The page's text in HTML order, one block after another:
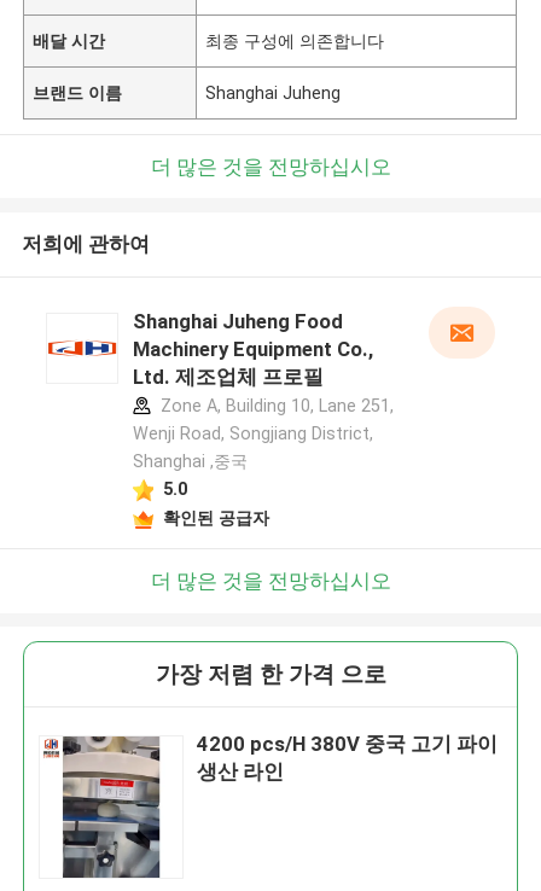
배달 시간 최종 구성에 의존합니다
브랜드 이름 Shanghai Juheng
더 많은 것을 전망하십시오
저희에 관하여
Shanghai Juheng Food
Machinery Equipment Co.,
Ltd. 제조업체 프로필
Zone A, Building 10, Lane 251,
Wenji Road, Songjiang District,
Shanghai ,중국
5.0
확인된 공급자
더 많은 것을 전망하십시오
가장 저렴 한 가격 으로
4200 pcs/H 380V 중국 고기 파이
생산 라인